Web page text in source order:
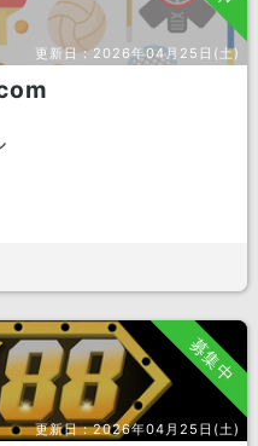
更新日：2026年04月25日(土)
募集中
更新日：2026年04月25日(土)